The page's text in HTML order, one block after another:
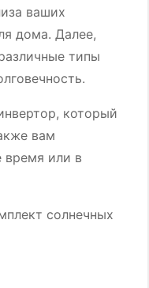
ваших
дома. Далее,
типы
который
вам
время или в
солнечных